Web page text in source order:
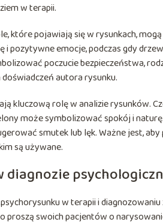
w terapii.
które pojawiają się w rysunkach,
i pozytywne emocje, podczas gdy
poczucie bezpieczeństwa,
autora rysunku.
kluczową rolę w analizie rysunków.
może symbolizować spokój i
smutek lub lęk. Ważne jest,
są używane.
diagnozie
w terapii i
proszą swoich pacjentów o